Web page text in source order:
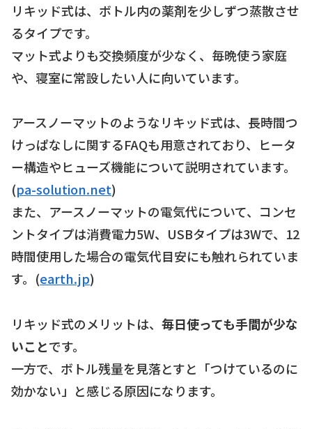
リキッド式は、ボトル内の薬剤を少しずつ蒸散させ
るタイプです。
マット式よりも交換頻度が少なく、毎晩使う家庭
や、寝室に常設したい人に向いています。
アースノーマットのようなリキッド式は、長時間つ
けっぱなしに関するFAQも用意されており、ヒータ
ー構造やヒューズ機能について説明されています。
(pa-solution.net)
また、アースノーマットの電気代について、コンセ
ントタイプは消費電力5W、USBタイプは3Wで、12
時間使用した場合の電気代目安にも触れられていま
す。(earth.jp)
リキッド式のメリットは、 毎日使っても手間が少な
いことです。
一方で、ボトル残量を見落とすと「つけているのに
効かない」と感じる原因になります。